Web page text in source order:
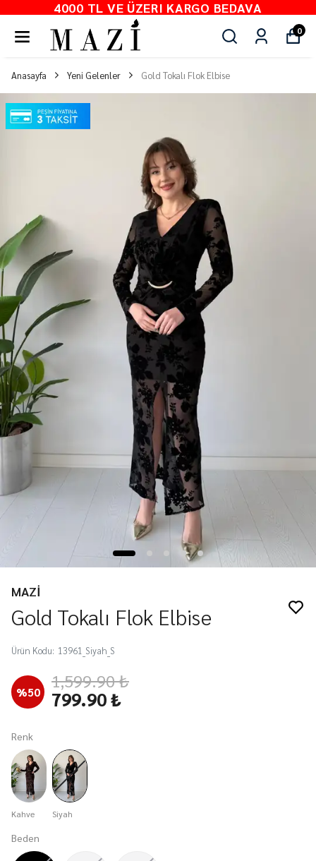
4000 TL VE ÜZERI KARGO BEDAVA
0
Anasayfa Yeni Gelenler Gold Tokalı Flok Elbise
MAZİ
Gold Tokalı Flok Elbise
Ürün Kodu: 13961_Siyah_S
%50 1,599.90 ₺
799.90 ₺
Renk
Kahve Siyah
Beden